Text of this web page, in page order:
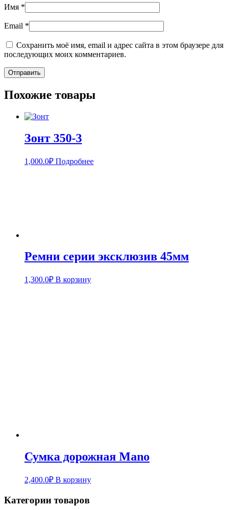
Имя *
Email *
Сохранить моё имя, email и адрес сайта в этом браузере для
последующих моих комментариев.
Похожие товары
Зонт 350-3
1,000.0₽ Подробнее
Ремни серии эксклюзив 45мм
1,300.0₽ В корзину
Сумка дорожная Mano
2,400.0₽ В корзину
Категории товаров